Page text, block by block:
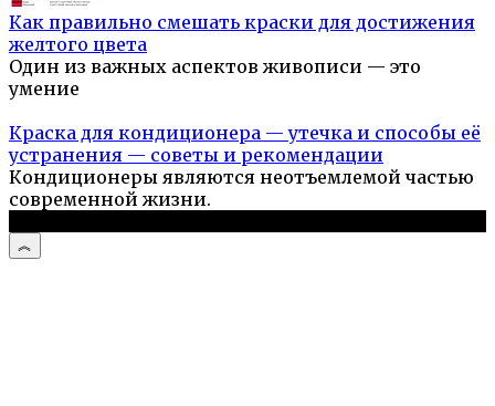
Как правильно смешать краски для достижения
желтого цвета
Один из важных аспектов живописи — это
умение
Краска для кондиционера — утечка и способы её
устранения — советы и рекомендации
Кондиционеры являются неотъемлемой частью
современной жизни.